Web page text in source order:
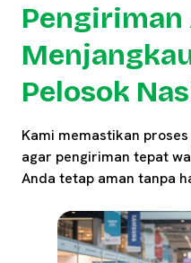
Pengiriman
Pelosok
Kami memastikan
agar pengiriman tepat
Anda tetap aman tanpa